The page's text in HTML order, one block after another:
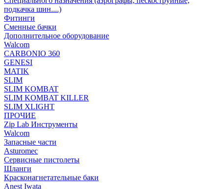
подкачка шин....)
Фитинги
Сменные бачки
Дополнительное оборудование
Walcom
CARBONIO 360
GENESI
MATIK
SLIM
SLIM KOMBAT
SLIM KOMBAT KILLER
SLIM XLIGHT
ПРОЧИЕ
Zip Lab Инструменты
Walсom
Запасные части
Asturomec
Сервисные пистолеты
Шланги
Красконагнетательные баки
Anest Iwata